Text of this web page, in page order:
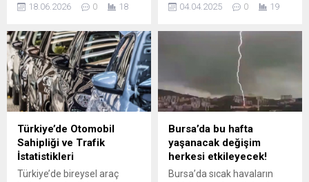
organizasyon önlemlerini
katılacak 2 milyon 425 bin
560 adayın huzur ve güven
içinde sınava girebilmesi
amacıyla tüm birimlerin
hazırlıklarını tamamladığı
belirtildi. Bakanlığın
açıklamasına göre sınav
güvenliğini sağlamak üzere
geniş çaplı personel ve...
18.06.2026 0 18
sahnedeyken kalp krizi
Volkan Konak'ın son anlarına
dair güvenlik kamerası
görüntüleri ortaya çıktı. İlk
müdahale anları ve yaşanan
panik kameraya yansıdı.
04.04.2025 0 19
Türkiye’de Otomobil
Sahipliği ve Trafik
İstatistikleri
Türkiye’de bireysel araç
Bursa’da bu hafta
yaşanacak değişim
herkesi etkileyecek!
Bursa’da sıcak havaların